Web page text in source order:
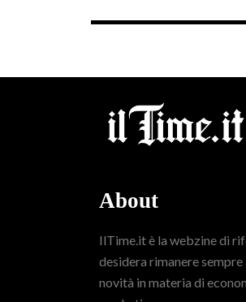
About
IlTime.it è la webzine di
desidera rimanere
novità in materia di